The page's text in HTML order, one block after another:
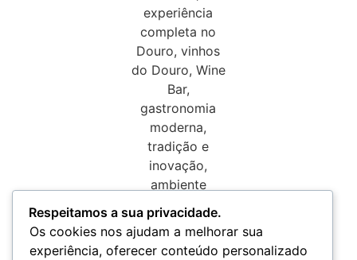
Respeitamos a sua privacidade.
Os cookies nos ajudam a melhorar sua
experiência, oferecer conteúdo personalizado